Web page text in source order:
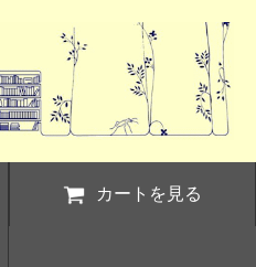
カートを見る